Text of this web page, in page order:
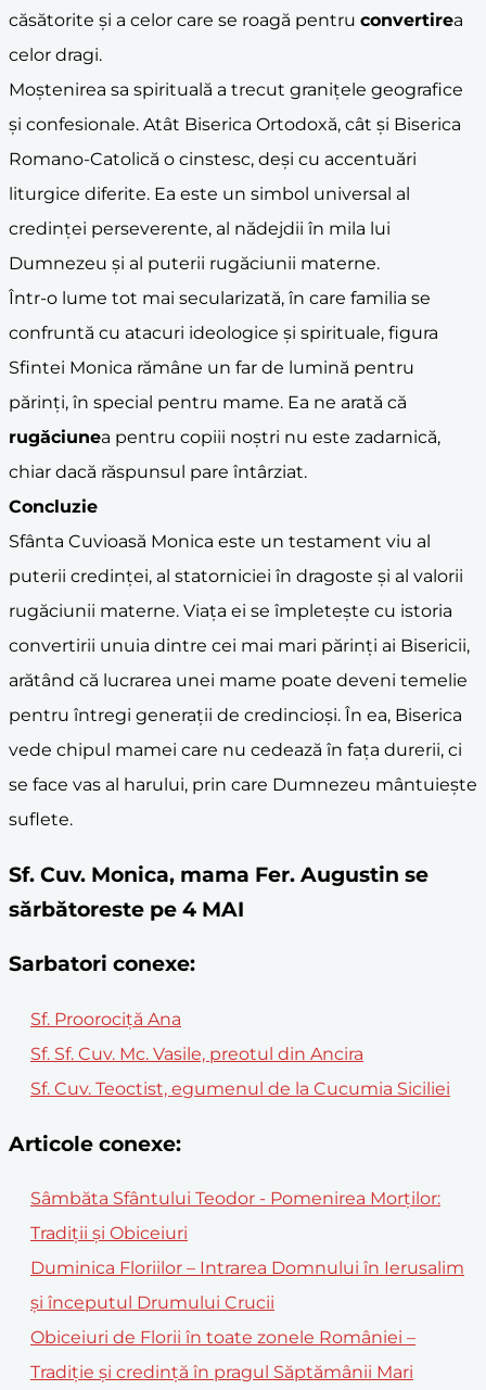
căsătorite și a celor care se roagă pentru convertirea
celor dragi.
Moștenirea sa spirituală a trecut granițele geografice
și confesionale. Atât Biserica Ortodoxă, cât și Biserica
Romano-Catolică o cinstesc, deși cu accentuări
liturgice diferite. Ea este un simbol universal al
credinței perseverente, al nădejdii în mila lui
Dumnezeu și al puterii rugăciunii materne.
Într-o lume tot mai secularizată, în care familia se
confruntă cu atacuri ideologice și spirituale, figura
Sfintei Monica rămâne un far de lumină pentru
părinți, în special pentru mame. Ea ne arată că
rugăciunea pentru copiii noștri nu este zadarnică,
chiar dacă răspunsul pare întârziat.
Concluzie
Sfânta Cuvioasă Monica este un testament viu al
puterii credinței, al statorniciei în dragoste și al valorii
rugăciunii materne. Viața ei se împletește cu istoria
convertirii unuia dintre cei mai mari părinți ai Bisericii,
arătând că lucrarea unei mame poate deveni temelie
pentru întregi generații de credincioși. În ea, Biserica
vede chipul mamei care nu cedează în fața durerii, ci
se face vas al harului, prin care Dumnezeu mântuiește
suflete.
Sf. Cuv. Monica, mama Fer. Augustin se
sărbătoreste pe 4 MAI
Sarbatori conexe:
Sf. Proorociţă Ana
Sf. Sf. Cuv. Mc. Vasile, preotul din Ancira
Sf. Cuv. Teoctist, egumenul de la Cucumia Siciliei
Articole conexe:
Sâmbăta Sfântului Teodor - Pomenirea Morților:
Tradiții și Obiceiuri
Duminica Floriilor – Intrarea Domnului în Ierusalim
și începutul Drumului Crucii
Obiceiuri de Florii în toate zonele României –
Tradiție și credință în pragul Săptămânii Mari